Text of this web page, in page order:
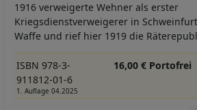
1916 verweigerte Wehner als erster
Kriegsdienstverweigerer in
Waffe und rief hier 1919 die
ISBN 978-3-
911812-01-6
1. Auflage 04.2025
16,00 € Portofrei